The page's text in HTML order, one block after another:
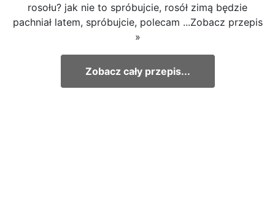
rosołu? jak nie to spróbujcie, rosół zimą będzie
pachniał latem, spróbujcie, polecam ...Zobacz przepis
»
Zobacz cały przepis...